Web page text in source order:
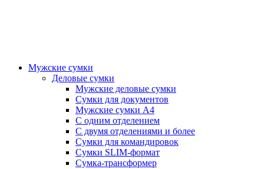
Мужские сумки
Деловые сумки
Мужские деловые сумки
Сумки для документов
Мужские сумки А4
С одним отделением
С двумя отделениями и более
Сумки для командировок
Сумки SLIM-формат
Сумка-трансформер